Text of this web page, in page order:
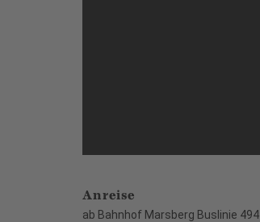
Anreise
ab Bahnhof Marsberg Buslinie 494